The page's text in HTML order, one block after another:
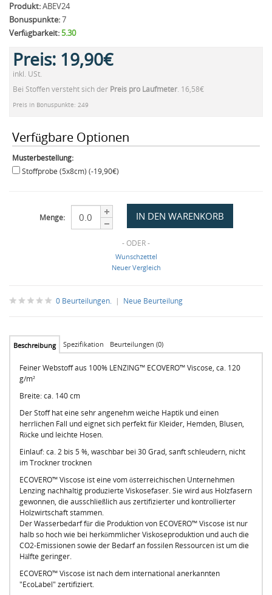
Produkt:ABEV24
Bonuspunkte:7
Verfügbarkeit:5.30
Preis: 19,90€
inkl. USt.
Bei Stoffen versteht sich der Preis pro Laufmeter. 16,58€
Preis in Bonuspunkte: 249
Verfügbare Optionen
Musterbestellung:
Stoffprobe (5x8cm) (-19,90€)
Menge:
- ODER -
Wunschzettel
Neuer Vergleich
0 Beurteilungen. | Neue Beurteilung
Beschreibung Spezifikation Beurteilungen (0)
Feiner Webstoff aus 100% LENZING™ ECOVERO™ Viscose, ca. 120
g/m²
Breite: ca. 140 cm
Der Stoff hat eine sehr angenehm weiche Haptik und einen
herrlichen Fall und eignet sich perfekt für Kleider, Hemden, Blusen,
Röcke und leichte Hosen.
Einlauf: ca. 2 bis 5 %, waschbar bei 30 Grad, sanft schleudern, nicht
im Trockner trocknen
ECOVERO™ Viscose ist eine vom österreichischen Unternehmen
Lenzing nachhaltig produzierte Viskosefaser. Sie wird aus Holzfasern
gewonnen, die ausschließlich aus zertifizierter und kontrollierter
Holzwirtschaft stammen.
Der Wasserbedarf für die Produktion von ECOVERO™ Viscose ist nur
halb so hoch wie bei herkömmlicher Viskoseproduktion und auch die
CO2-Emissionen sowie der Bedarf an fossilen Ressourcen ist um die
Hälfte geringer.
ECOVERO™ Viscose ist nach dem international anerkannten
"EcoLabel" zertifiziert.